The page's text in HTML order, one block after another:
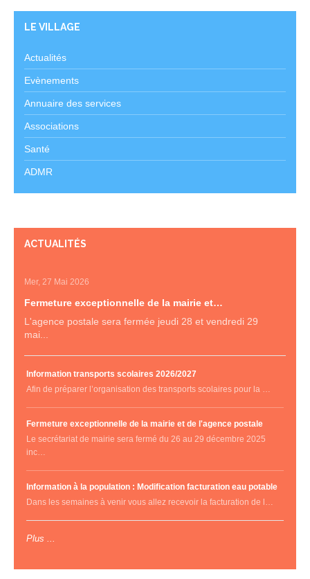
LE VILLAGE
Actualités
Evènements
Annuaire des services
Associations
Santé
ADMR
ACTUALITÉS
Mer, 27 Mai 2026
Fermeture exceptionnelle de la mairie et…
L'agence postale sera fermée jeudi 28 et vendredi 29
mai...
Information transports scolaires 2026/2027
Afin de préparer l’organisation des transports scolaires pour la …
Fermeture exceptionnelle de la mairie et de l'agence postale
Le secrétariat de mairie sera fermé du 26 au 29 décembre 2025
inc…
Information à la population : Modification facturation eau potable
Dans les semaines à venir vous allez recevoir la facturation de l…
Plus ...